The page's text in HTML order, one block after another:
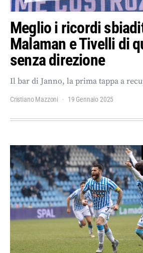
Meglio i ricordi
Malaman e Tivelli di
senza direzione
Il bar di Janno, la prima tappa a
Cristiano Mazzoni 19 Gennaio 2025